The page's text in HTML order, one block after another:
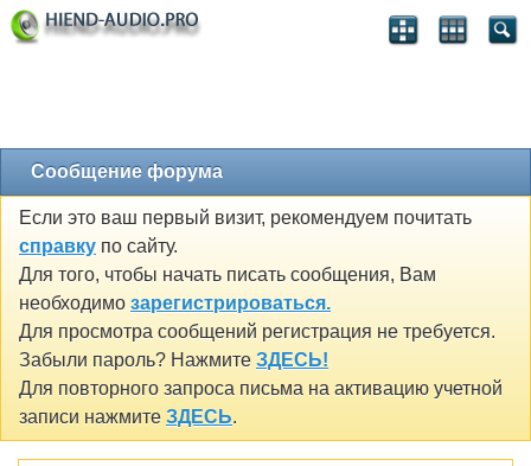
Сообщение форума
Если это ваш первый визит, рекомендуем почитать
справку по сайту.
Для того, чтобы начать писать сообщения, Вам
необходимо зарегистрироваться.
Для просмотра сообщений регистрация не требуется.
Забыли пароль? Нажмите ЗДЕСЬ!
Для повторного запроса письма на активацию учетной
записи нажмите ЗДЕСЬ.